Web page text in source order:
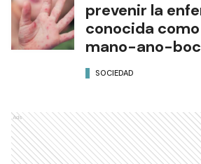
prevenir la
conocida
mano-ano-
SOCIEDAD
Ads